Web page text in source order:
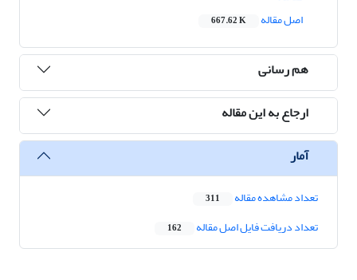
اصل مقاله
667.62 K
هم رسانی
ارجاع به این مقاله
آمار
تعداد مشاهده مقاله 311
تعداد دریافت فایل اصل مقاله 162